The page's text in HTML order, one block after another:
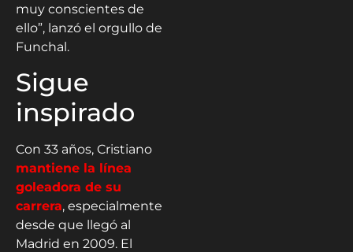
muy conscientes de
ello”, lanzó el orgullo de
Funchal.
Sigue
inspirado
Con 33 años, Cristiano
mantiene la línea
goleadora de su
carrera, especialmente
desde que llegó al
Madrid en 2009. El